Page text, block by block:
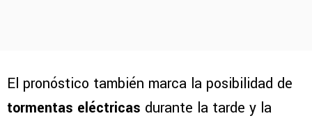
El pronóstico también marca la posibilidad de
tormentas eléctricas durante la tarde y la